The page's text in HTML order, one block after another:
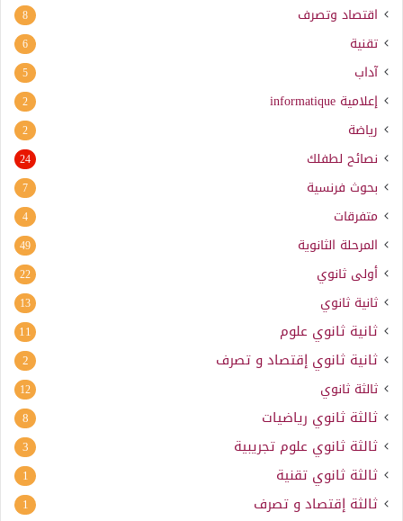
اقتصاد وتصرف 8
تقنية 6
آداب 5
إعلامية informatique
2
رياضة 2
نصائح لطفلك 24
بحوث فرنسية 7
متفرقات 4
المرحلة الثانوية 49
أولى ثانوي 22
ثانية ثانوي 13
ثانية ثانوي علوم 11
ثانية ثانوي إقتصاد و تصرف 2
ثالثة ثانوي 12
ثالثة ثانوي رياضيات 8
ثالثة ثانوي علوم تجريبية 3
ثالثة ثانوي تقنية 1
ثالثة إقتصاد و تصرف 1